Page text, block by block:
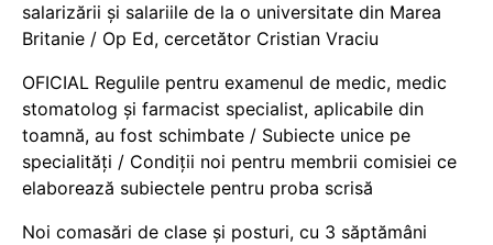
salarizării și salariile de la o universitate din Marea
Britanie / Op Ed, cercetător Cristian Vraciu
OFICIAL Regulile pentru examenul de medic, medic
stomatolog și farmacist specialist, aplicabile din
toamnă, au fost schimbate / Subiecte unice pe
specialități / Condiții noi pentru membrii comisiei ce
elaborează subiectele pentru proba scrisă
Noi comasări de clase și posturi, cu 3 săptămâni